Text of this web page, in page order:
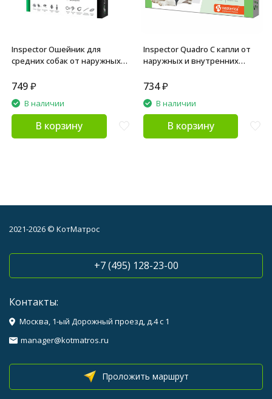
Inspector Ошейник для
средних собак от наружных и
749₽
В наличии
В корзину
Inspector Quadro С капли от
наружных и внутренних
10 кг - 1 пипетка
734 ₽
В наличии
В корзину
2021-2026 © КотМатрос
+7 (495) 128-23-00
Контакты:
Москва, 1-ый Дорожный проезд, д.4 с 1
manager@kotmatros.ru
Проложить маршрут